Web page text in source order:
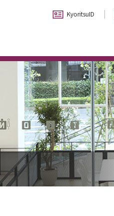
KyoritsuID